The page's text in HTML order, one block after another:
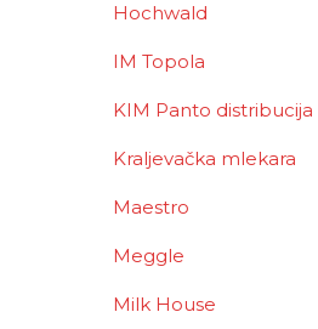
Hochwald
IM Topola
KIM Panto distribucija
Kraljevačka mlekara
Maestro
Meggle
Milk House